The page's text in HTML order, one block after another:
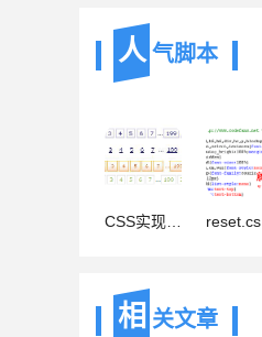
人 气脚本
CSS实现的24款分页样式(各种颜色，代码兼容) reset.css文件 CSS代码 下载
相 关文章